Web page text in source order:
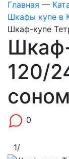
Главная —
Шкафы купе в
Шкаф-купе
120/
0
1/